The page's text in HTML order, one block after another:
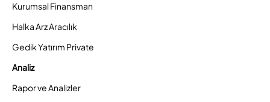
Kurumsal Finansman
Halka Arz Aracılık
Gedik Yatırım Private
Analiz
Rapor ve Analizler